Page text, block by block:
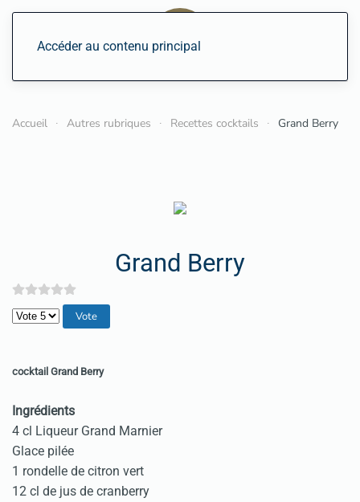
Accéder au contenu principal
Accueil Autres rubriques Recettes cocktails Grand Berry
Grand Berry
Veuillez voter
cocktail Grand Berry
Ingrédients
4 cl Liqueur Grand Marnier
Glace pilée
1 rondelle de citron vert
12 cl de jus de cranberry